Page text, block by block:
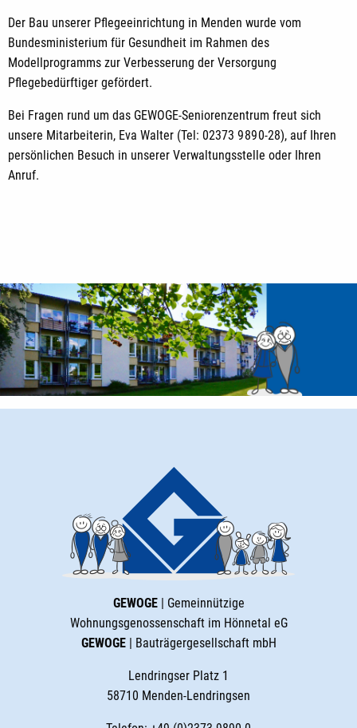
Der Bau unserer Pflegeeinrichtung in Menden wurde vom
Bundesministerium für Gesundheit im Rahmen des
Modellprogramms zur Verbesserung der Versorgung
Pflegebedürftiger gefördert.
Bei Fragen rund um das GEWOGE-Seniorenzentrum freut sich
unsere Mitarbeiterin, Eva Walter (Tel: 02373 9 89 0-28), auf Ihren
persönlichen Besuch in unserer Verwaltungsstelle oder Ihren
Anruf.
GEWOGE| Gemeinnützige
Wohnungsgenossenschaft im Hönnetal eG
GEWOGE| Bauträgergesellschaft mbH
Lendringser Platz 1
58710 Menden-Lendringsen